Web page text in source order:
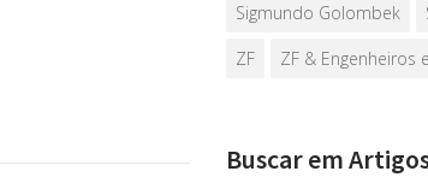
Sigmundo Golombek
ZF
ZF & Engenheiros
Buscar em